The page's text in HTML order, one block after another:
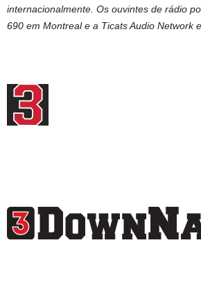
internacionalmente. Os ouvintes de rádio
690 em Montreal e a Ticats Audio Network